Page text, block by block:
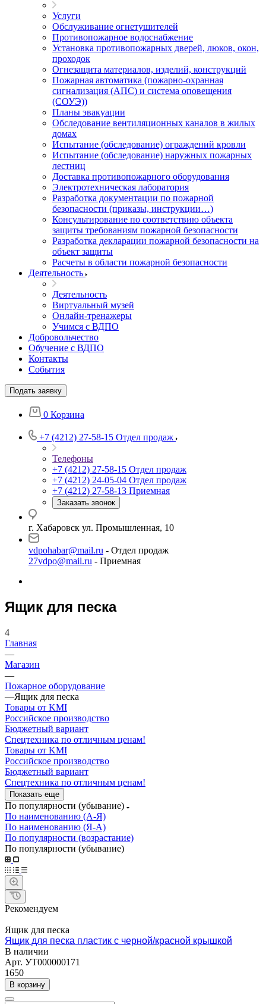
Услуги
Обслуживание огнетушителей
Противопожарное водоснабжение
Установка противопожарных дверей, люков, окон,
проходок
Огнезащита материалов, изделий, конструкций
Пожарная автоматика (пожарно-охранная
сигнализация (АПС) и система оповещения
(СОУЭ))
Планы эвакуации
Обследование вентиляционных каналов в жилых
домах
Испытание (обследование) ограждений кровли
Испытание (обследование) наружных пожарных
лестниц
Доставка противопожарного оборудования
Электротехническая лаборатория
Разработка документации по пожарной
безопасности (приказы, инструкции…)
Консультирование по соответствию объекта
защиты требованиям пожарной безопасности
Разработка декларации пожарной безопасности на
объект защиты
Расчеты в области пожарной безопасности
Деятельность
Деятельность
Виртуальный музей
Онлайн-тренажеры
Учимся с ВДПО
Добровольчество
Обучение с ВДПО
Контакты
События
Подать заявку
0 Корзина
+7 (4212) 27-58-15 Отдел продаж
Телефоны
+7 (4212) 27-58-15 Отдел продаж
+7 (4212) 24-05-04 Отдел продаж
+7 (4212) 27-58-13 Приемная
Заказать звонок
г. Хабаровск ул. Промышленная, 10
vdpohabar@mail.ru - Отдел продаж
27vdpo@mail.ru - Приемная
Ящик для песка
4
Главная
—
Магазин
—
Пожарное оборудование
—Ящик для песка
Товары от KMI
Российское производство
Бюджетный вариант
Спецтехника по отличным ценам!
Товары от KMI
Российское производство
Бюджетный вариант
Спецтехника по отличным ценам!
Показать еще
По популярности (убывание)
По наименованию (А-Я)
По наименованию (Я-А)
По популярности (возрастание)
По популярности (убывание)
Рекомендуем
Ящик для песка
Ящик для песка пластик с черной/красной крышкой
В наличии
Арт. УТ000000171
1650
В корзину